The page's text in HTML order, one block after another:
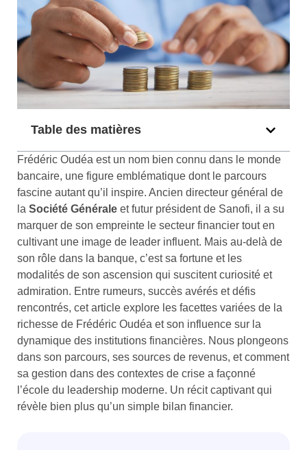
Table des matières
Frédéric Oudéa est un nom bien connu dans le monde
bancaire, une figure emblématique dont le parcours
fascine autant qu’il inspire. Ancien directeur général de
la Société Générale et futur président de Sanofi, il a su
marquer de son empreinte le secteur financier tout en
cultivant une image de leader influent. Mais au-delà de
son rôle dans la banque, c’est sa fortune et les
modalités de son ascension qui suscitent curiosité et
admiration. Entre rumeurs, succès avérés et défis
rencontrés, cet article explore les facettes variées de la
richesse de Frédéric Oudéa et son influence sur la
dynamique des institutions financières. Nous plongeons
dans son parcours, ses sources de revenus, et comment
sa gestion dans des contextes de crise a façonné
l’école du leadership moderne. Un récit captivant qui
révèle bien plus qu’un simple bilan financier.